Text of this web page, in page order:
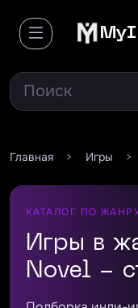
Главная > Игры >
КАТАЛОГ ПО
Игры в жанре Visual
Novel -